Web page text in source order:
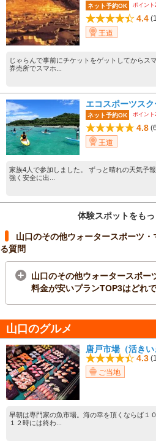
ネット予約OK ポイント
4.4
王道
じゃらんで事前にチケットをゲットしてからス
券売所でスマホ...
エコスポーツス
ネット予約OK ポイント
4.8
王道
家族4人で参加しました。 ずっと晴れの天気予
強く安全に出...
体験スポットをも
山口のその他ウォータースポーツ
る質問
山口のその他ウォータースポー
料金が安いプランTOP3はどれ
山口のグルメ
唐戸市場（活きい
4.3
ご当地
早朝は専門家の魚市場。海の幸を頂くならば１
１２時には終わ...